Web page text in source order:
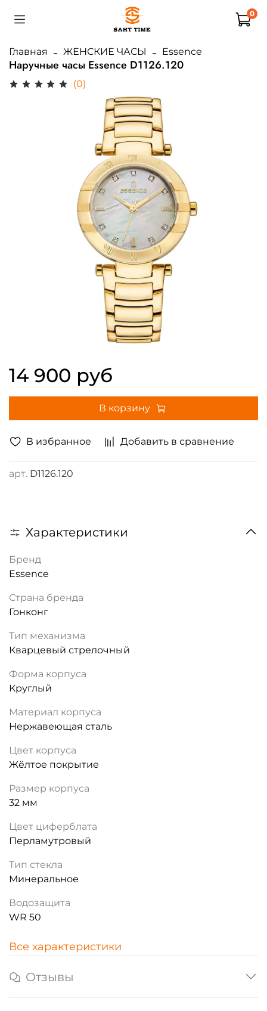
0
Главная ЖЕНСКИЕ ЧАСЫ Essence
Наручные часы Essence D1126.120
(0)
В избранное Добавить в сравнение
арт. D1126.120
14 900 руб
В корзину
Характеристики
Бренд
Essence
Страна бренда
Гонконг
Тип механизма
Кварцевый стрелочный
Форма корпуса
Круглый
Материал корпуса
Нержавеющая сталь
Цвет корпуса
Жёлтое покрытие
Размер корпуса
32 мм
Цвет циферблата
Перламутровый
Тип стекла
Минеральное
Водозащита
WR 50
Все характеристики
Отзывы